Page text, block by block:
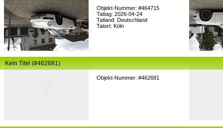
Objekt-Nummer: #464715
Tattag: 2026-04-24
Tatland: Deutschland
Tatort: Köln
Objekt-Nummer: #462681
Kein Titel (#462681)